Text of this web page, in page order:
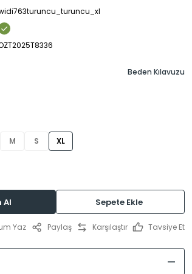
M S XL
Beden Kılavuzu
Al Sepete Ekle
Yaz Paylaş Karşılaştır Tavsiye Et